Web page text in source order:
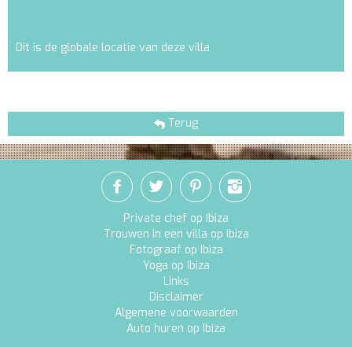
Dit is de globale locatie van deze villa
Terug
Private chef op Ibiza
Trouwen in een villa op Ibiza
Fotograaf op Ibiza
Yoga op Ibiza
Links
Disclaimer
Algemene voorwaarden
Auto huren op Ibiza